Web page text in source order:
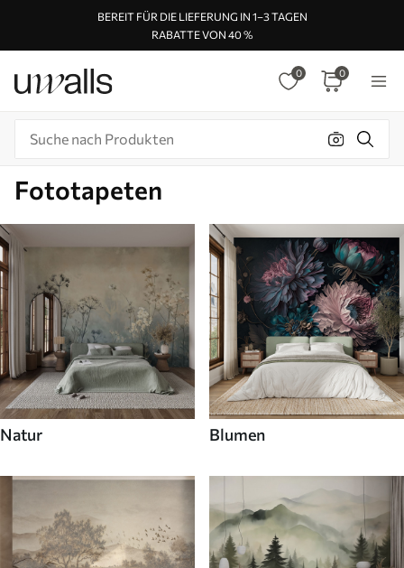
BEREIT FÜR DIE LIEFERUNG IN 1–3 TAGEN
RABATTE VON 40 %
0 0
Fototapeten
Natur Blumen